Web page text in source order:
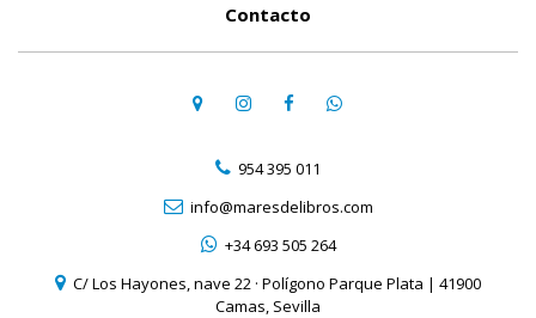
Contacto
954 395 011
info@maresdelibros.com
+34 693 505 264
C/ Los Hayones, nave 22 · Polígono Parque Plata | 41900
Camas, Sevilla